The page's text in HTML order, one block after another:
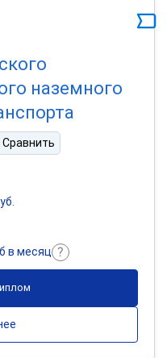
наземного
Сравнить
в месяц